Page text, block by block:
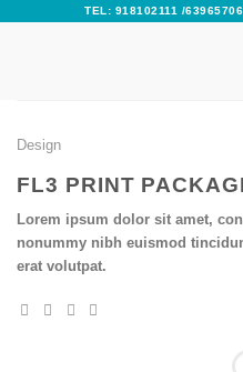
TEL: 918102111 /
Design
FL3 PRINT
Lorem ipsum dolor sit amet,
nonummy nibh euismod
erat volutpat.